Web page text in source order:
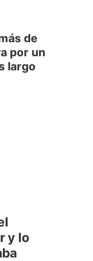
de
por un
largo
y lo